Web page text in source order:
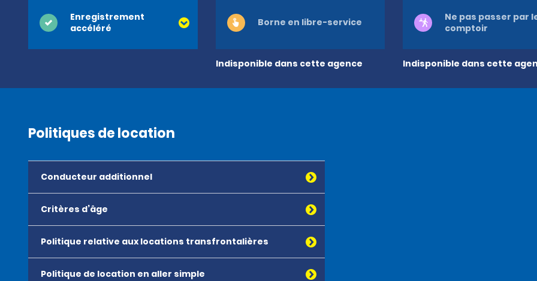
Enregistrement
accéléré
Indisponible dans cette agence
Borne en libre-service
Indisponible dans cette
Ne pas passer par
comptoir
Politiques de location
Conducteur additionnel
Critères d’âge
Politique relative aux locations transfrontalières
Politique de location en aller simple